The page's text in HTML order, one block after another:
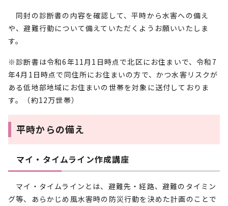
同封の診断書の内容を確認して、平時から水害への備え
や、避難行動について備えていただくようお願いいたしま
す。
※診断書は令和6年11月1日時点で北区にお住まいで、令和7
年4月1日時点で同住所にお住まいの方で、かつ水害リスクが
ある低地部地域にお住まいの世帯を対象に送付しておりま
す。（約12万世帯）
平時からの備え
マイ・タイムライン作成講座
マイ・タイムラインとは、避難先・経路、避難のタイミン
グ等、あらかじめ風水害時の防災行動を決めた計画のことで